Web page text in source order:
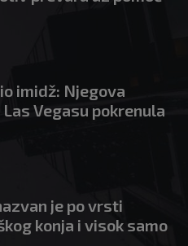
imidž: Njegova
Vegasu pokrenula
je po vrsti
konja i visok samo